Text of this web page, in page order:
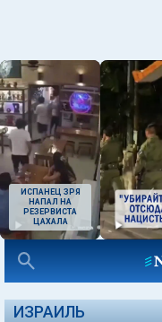
ИСПАНЕЦ ЗРЯ
НАПАЛ НА
РЕЗЕРВИСТА
ЦАХАЛА
ИЗРАИЛЬ